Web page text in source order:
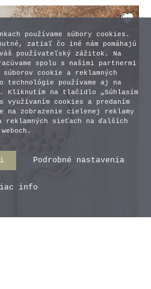
používame súbory cookies.
zatiaľ čo iné nám pomáhajú
používateľský zážitok. Na
spolu s našimi partnermi
súborov cookie a reklamných
používame aj na
Kliknutím na tlačidlo „Súhlasím
využívaním cookies a predaním
na zobrazenie cielenej reklamy
reklamných sieťach na ďalších
weboch.
Podrobné nastavenia
info